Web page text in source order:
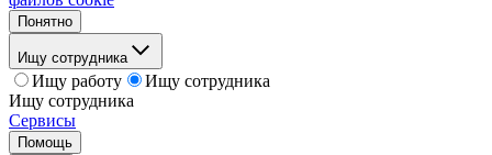
Понятно
Ищу сотрудника
Ищу работу
Ищу сотрудника
Ищу сотрудника
Сервисы
Помощь